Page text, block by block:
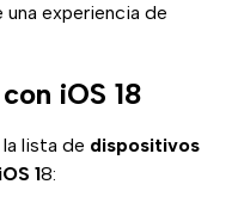
una experiencia de
iOS 18
lista de dispositivos
18: